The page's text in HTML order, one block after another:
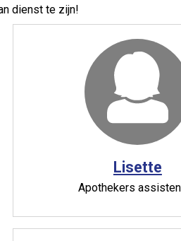
dienst te zijn!
Lisette
Apothekers